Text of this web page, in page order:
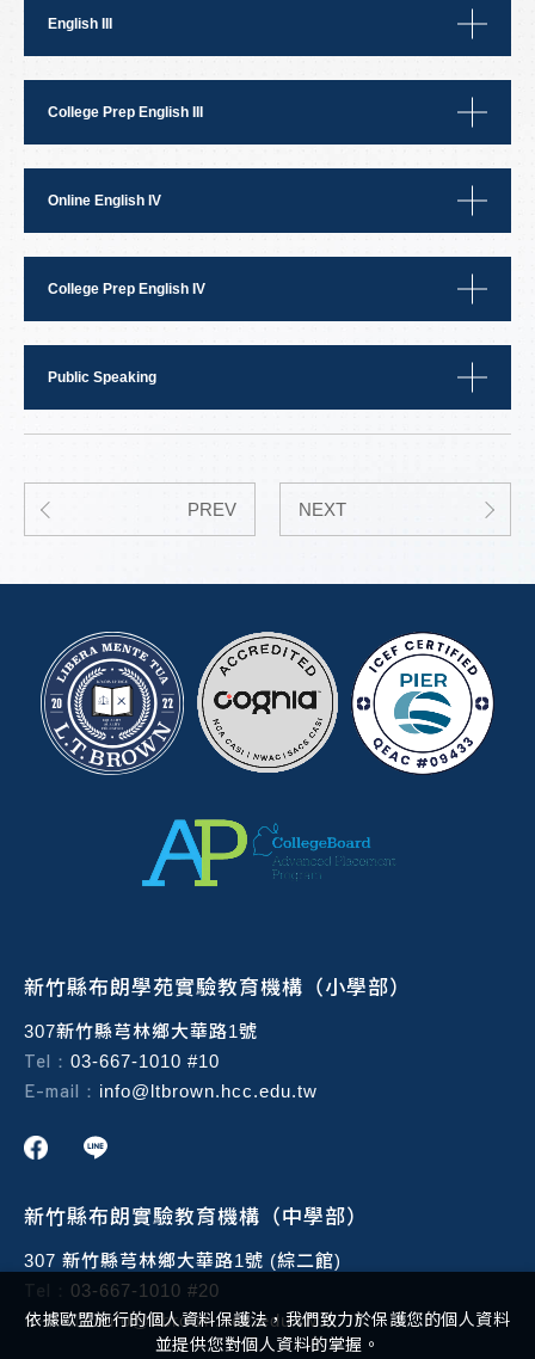
English III
College Prep English III
Online English IV
College Prep English IV
Public Speaking
PREV NEXT
新竹縣布朗學苑實驗教育機構（小學部）
307新竹縣芎林鄉大華路1號
Tel： 03-667-1010 #10
E-mail： info@ltbrown.hcc.edu.tw
新竹縣布朗實驗教育機構（中學部）
307 新竹縣芎林鄉大華路1號 (綜二館)
Tel： 03-667-1010 #20
E-mail：info@ltbrown.hcc.edu.tw
依據歐盟施行的個人資料保護法，我們致力於保護您的個人資料
並提供您對個人資料的掌握。